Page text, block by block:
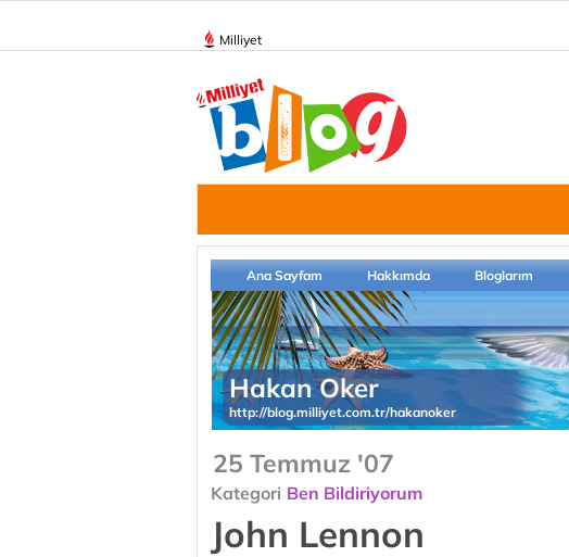
Milliyet
Ana Sayfam Hakkımda Bloglarım
Hakan Oker
http://blog.milliyet.com.tr/hakanoker
25 Temmuz '07
Kategori Ben Bildiriyorum
John Lennon